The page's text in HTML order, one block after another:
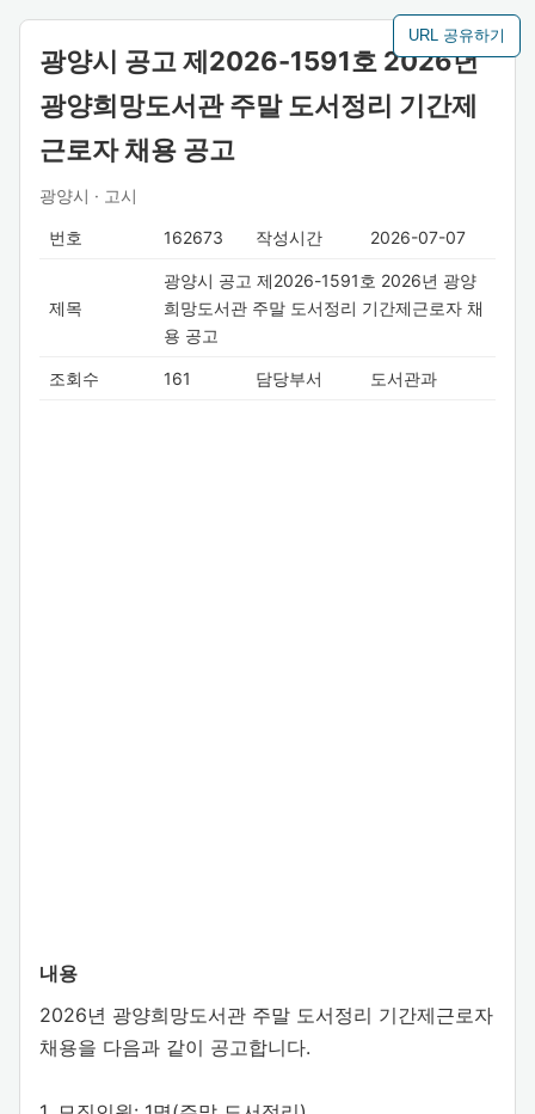
URL 공유하기
광양시 공고 제2026-1591호 2026년
광양희망도서관 주말 도서정리 기간제
근로자 채용 공고
광양시 · 고시
번호 162673 작성시간 2026-07-07
제목
광양시 공고 제2026-1591호 2026년 광양
희망도서관 주말 도서정리 기간제근로자 채
용 공고
조회수 161 담당부서 도서관과
내용
2026년 광양희망도서관 주말 도서정리 기간제근로자
채용을 다음과 같이 공고합니다.